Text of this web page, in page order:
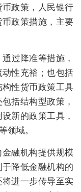
政策，人民银行
政策措施，主要
过降准等措施，
性充裕；也包括
性货币政策工具
括结构型政策，
新的政策工具，
领域。
融机构提供规模
降低金融机构的
进一步传导至实